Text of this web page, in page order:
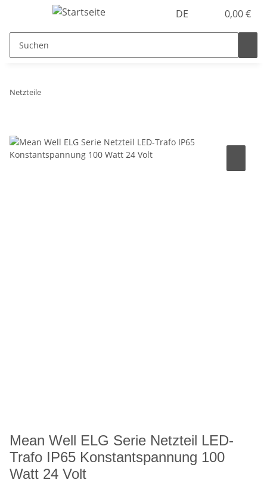
DE 0,00 €
Netzteile
Mean Well ELG Serie Netzteil LED-
Trafo IP65 Konstantspannung 100
Watt 24 Volt